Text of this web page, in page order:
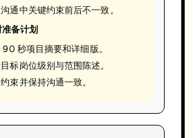
通中关键约束前后不一致。
备计划
90 秒项目摘要和详细版。
标岗位级别与范围陈述。
束并保持沟通一致。